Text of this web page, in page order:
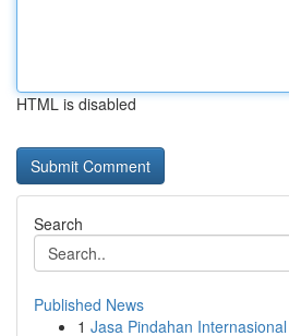
HTML is disabled
Search
Published News
1 Jasa Pindahan